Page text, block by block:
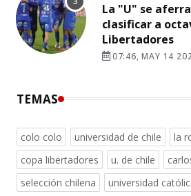
La "U" se
clasificar a
Libertadores
07:46, MAY 14
TEMAS
colo colo universidad de chile la
copa libertadores
u. de chile
selección chilena
universidad